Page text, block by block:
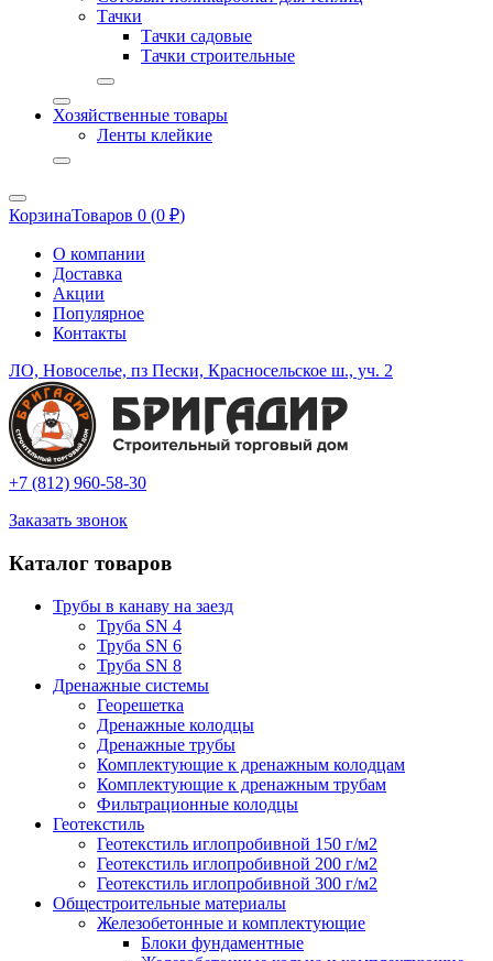
Тачки
Тачки садовые
Тачки строительные
Хозяйственные товары
Ленты клейкие
КорзинаТоваров 0 (0 ₽)
О компании
Доставка
Акции
Популярное
Контакты
ЛО, Новоселье, пз Пески, Красносельское ш., уч. 2
+7 (812) 960-58-30
Заказать звонок
Каталог товаров
Трубы в канаву на заезд
Труба SN 4
Труба SN 6
Труба SN 8
Дренажные системы
Георешетка
Дренажные колодцы
Дренажные трубы
Комплектующие к дренажным колодцам
Комплектующие к дренажным трубам
Фильтрационные колодцы
Геотекстиль
Геотекстиль иглопробивной 150 г/м2
Геотекстиль иглопробивной 200 г/м2
Геотекстиль иглопробивной 300 г/м2
Общестроительные материалы
Железобетонные и комплектующие
Блоки фундаментные